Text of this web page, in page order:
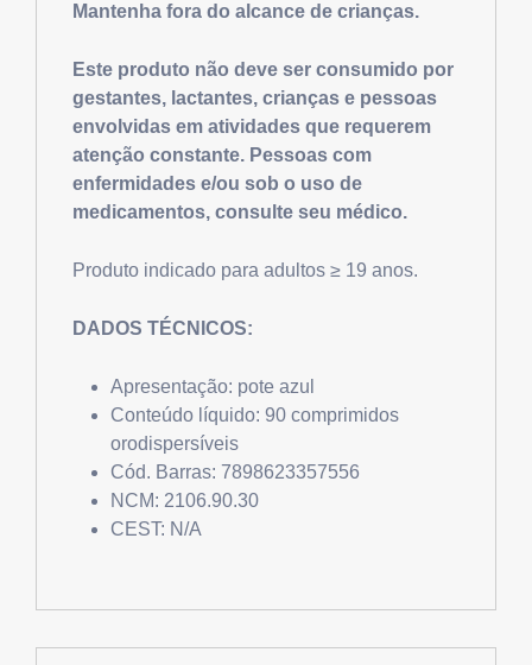
Mantenha fora do alcance de crianças.
Este produto não deve ser consumido por
gestantes, lactantes, crianças e pessoas
envolvidas em atividades que requerem
atenção constante. Pessoas com
enfermidades e/ou sob o uso de
medicamentos, consulte seu médico.
Produto indicado para adultos ≥ 19 anos.
DADOS TÉCNICOS:
Apresentação: pote azul
Conteúdo líquido: 90 comprimidos
orodispersíveis
Cód. Barras: 7898623357556
NCM: 2106.90.30
CEST: N/A